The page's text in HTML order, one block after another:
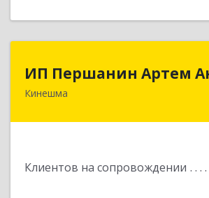
ИП Першанин Артем
Кинешма
Клиентов на сопровождении